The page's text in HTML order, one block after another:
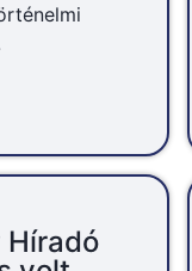
Híradó